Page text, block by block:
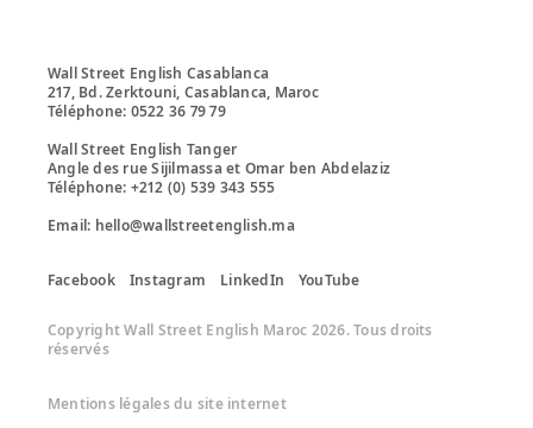
Wall Street English Casablanca
217, Bd. Zerktouni, Casablanca, Maroc
Téléphone: 0522 36 79 79
Wall Street English Tanger
Angle des rue Sijilmassa et Omar ben Abdelaziz
Téléphone: +212 (0) 539 343 555
Email: hello@wallstreetenglish.ma
Facebook Instagram LinkedIn YouTube
Copyright Wall Street English Maroc 2026. Tous droits
réservés
Mentions légales du site internet